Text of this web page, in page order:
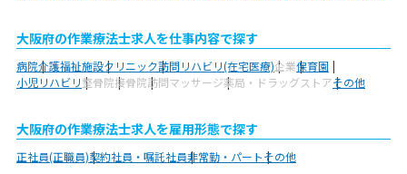
大阪府の作業療法士求人を仕事内容で探す
病院介護福祉施設クリニック訪問リハビリ(在宅医療)企業保育園
小児リハビリ整骨院接骨院訪問マッサージ薬局・ドラッグストアその他
大阪府の作業療法士求人を雇用形態で探す
正社員(正職員)契約社員・嘱託社員非常勤・パートその他